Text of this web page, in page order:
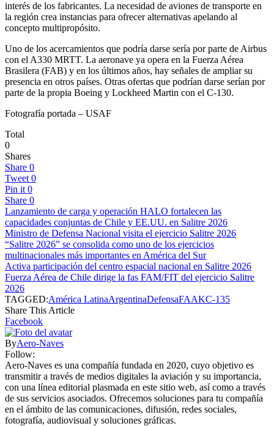
interés de los fabricantes. La necesidad de aviones de transporte en
la región crea instancias para ofrecer alternativas apelando al
concepto multipropósito.
Uno de los acercamientos que podría darse sería por parte de Airbus
con el A330 MRTT. La aeronave ya opera en la Fuerza Aérea
Brasilera (FAB) y en los últimos años, hay señales de ampliar su
presencia en otros países. Otras ofertas que podrían darse serían por
parte de la propia Boeing y Lockheed Martin con el C-130.
Fotografía portada – USAF
Total
0
Shares
Share 0
Tweet 0
Pin it 0
Share 0
Lanzamiento de carga y operación HALO fortalecen las
capacidades conjuntas de Chile y EE.UU. en Salitre 2026
Ministro de Defensa Nacional visita el ejercicio Salitre 2026
“Salitre 2026” se consolida como uno de los ejercicios
multinacionales más importantes en América del Sur
Activa participación del centro espacial nacional en Salitre 2026
Fuerza Aérea de Chile dirige la fas FAM/FIT del ejercicio Salitre
2026
TAGGED:América LatinaArgentinaDefensaFAAKC-135
Share This Article
Facebook
ByAero-Naves
Follow:
Aero-Naves es una compañía fundada en 2020, cuyo objetivo es
transmitir a través de medios digitales la aviación y su importancia,
con una línea editorial plasmada en este sitio web, así como a través
de sus servicios asociados. Ofrecemos soluciones para tu compañía
en el ámbito de las comunicaciones, difusión, redes sociales,
fotografía, audiovisual y soluciones gráficas.